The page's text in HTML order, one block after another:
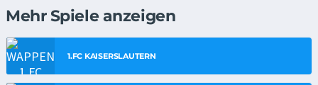
Mehr Spiele anzeigen
1.FC KAISERSLAUTERN